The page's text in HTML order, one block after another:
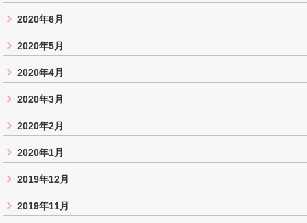
2020年6月
2020年5月
2020年4月
2020年3月
2020年2月
2020年1月
2019年12月
2019年11月